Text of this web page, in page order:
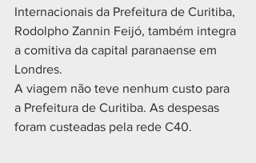
Internacionais da Prefeitura de Curitiba,
Rodolpho Zannin Feijó, também integra
a comitiva da capital paranaense em
Londres.
A viagem não teve nenhum custo para
a Prefeitura de Curitiba. As despesas
foram custeadas pela rede C40.